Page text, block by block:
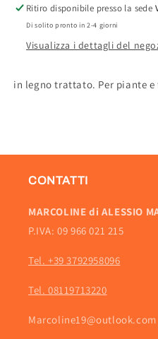
Ritiro disponibile presso la sede
Di solito pronto in 2-4 giorni
Visualizza i dettagli del
in legno trattato. Per piante e
CONTATTI
MARCOLINE di ALESSIO
P.IVA: 09 966 021 215
Tel. +39 3792958096
Tel. 08119713220
Marcoline19@outlook.com